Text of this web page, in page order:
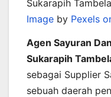
Image by Pexels
Agen Sayuran
Sukarapih
sebagai Supplier
sebuah daerah